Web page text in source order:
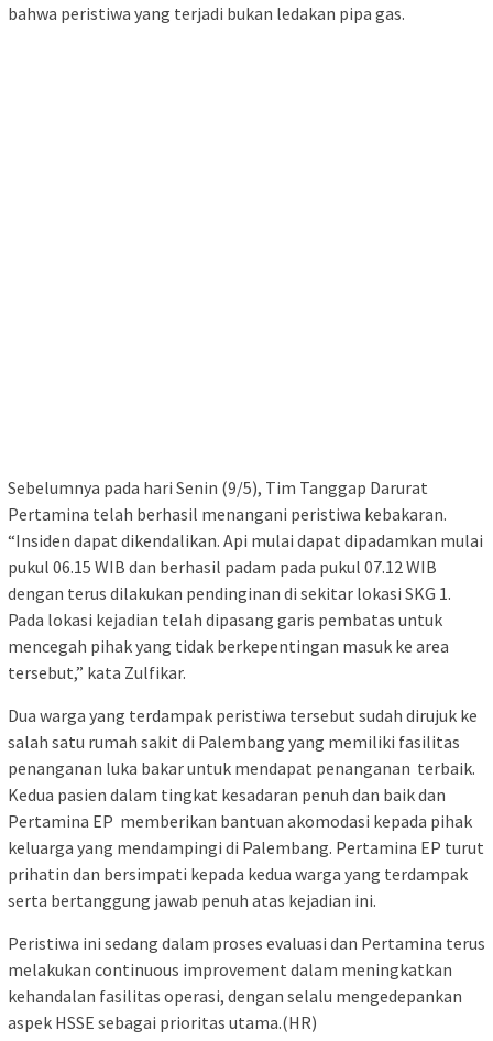
bahwa peristiwa yang terjadi bukan ledakan pipa gas.
Sebelumnya pada hari Senin (9/5), Tim Tanggap Darurat
Pertamina telah berhasil menangani peristiwa kebakaran.
“Insiden dapat dikendalikan. Api mulai dapat dipadamkan mulai
pukul 06.15 WIB dan berhasil padam pada pukul 07.12 WIB
dengan terus dilakukan pendinginan di sekitar lokasi SKG 1.
Pada lokasi kejadian telah dipasang garis pembatas untuk
mencegah pihak yang tidak berkepentingan masuk ke area
tersebut,” kata Zulfikar.
Dua warga yang terdampak peristiwa tersebut sudah dirujuk ke
salah satu rumah sakit di Palembang yang memiliki fasilitas
penanganan luka bakar untuk mendapat penanganan terbaik.
Kedua pasien dalam tingkat kesadaran penuh dan baik dan
Pertamina EP memberikan bantuan akomodasi kepada pihak
keluarga yang mendampingi di Palembang. Pertamina EP turut
prihatin dan bersimpati kepada kedua warga yang terdampak
serta bertanggung jawab penuh atas kejadian ini.
Peristiwa ini sedang dalam proses evaluasi dan Pertamina terus
melakukan continuous improvement dalam meningkatkan
kehandalan fasilitas operasi, dengan selalu mengedepankan
aspek HSSE sebagai prioritas utama.(HR)